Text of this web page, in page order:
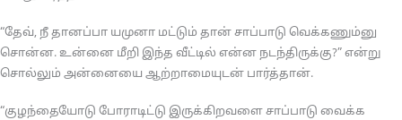
“தேவ், நீ தானப்பா யமுனா மட்டும் தான் சாப்பாடு வெக்கணும்னு
சொன்ன. உன்னை மீறி இந்த வீட்டில் என்ன நடந்திருக்கு?” என்று
சொல்லும் அன்னையை ஆற்றாமையுடன் பார்த்தான்.
“குழந்தையோடு போராடிட்டு இருக்கிறவளை சாப்பாடு வைக்க